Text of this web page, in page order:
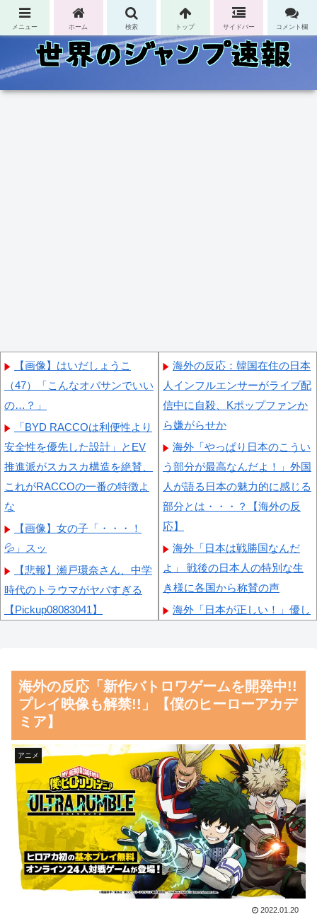
コンテンツへスキップ
【画像】はいだしょうこ
（47）「こんなオバサンでいい
の…？」
「BYD RACCOは利便性より
安全性を優先した設計」とEV
推進派がスカスカ構造を絶賛、
これがRACCOの一番の特徴よ
な
【画像】女の子「・・・！
💦」スッ
【悲報】瀬戸環奈さん、中学
時代のトラウマがヤバすぎる
【Pickup08083041】
「高市だから叩いて良いをやっ
てるのがお前だろ」
【朗報】齋藤飛鳥、前屈みで
完全に見えてる動画が拡散され
てしまう…
磁気嵐、地球由来のイオンが
主導…JAXAの衛星「あらせ」
が観測！
舌を絡ませて、唾液交換して
── ちゅっちゅしながらの濃厚
エッ画像♪
海外「日本よ、お前がナンバ
海外の反応：韓国在住の日本
人インフルエンサーがライブ配
信中に自殺、Kポップファンか
ら嫌がらせか
海外「やっぱり日本のこうい
う部分が最高なんだよ！」外国
人が語る日本の魅力的に感じる
部分とは・・・？【海外の反
応】
海外「日本は戦勝国なんだ
よ」 戦後の日本人の特別な生
き様に各国から称賛の声
海外「日本が正しい！」優し
海外「”京都の鳥”は良いぞ」
小規模だけどお勧めな日本の観
光名所／お店に対する海外の反
韓国人「日本がここまでの観
光大国に発展した本当の理由が
こちら…」→「昔から日本は愛
されてた…（ﾌﾞﾙﾌﾞﾙ」＝韓国
の反応
韓国人「韓国サッカー協会の
性接待報道、海外でも大騒ぎ
に・・・2002年W杯4強の記録
取り消しの声も」→「マジで国
海外の反応「新作バトロワゲームを開発中!!
プレイ映像も解禁!!」【僕のヒーローアカデ
ミア】
アニメ
2022.01.20
メニュー ホーム 検索 トップ サイドバー コメント欄